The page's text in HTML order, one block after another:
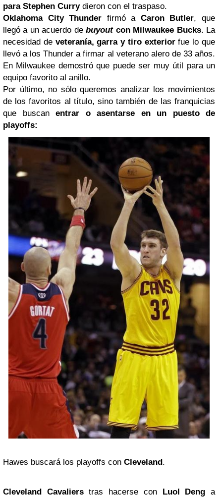
para Stephen Currydieron con el traspaso.
Oklahoma City Thunder firmó a Caron Butler, que
llegó a un acuerdo debuyoutcon Milwaukee Bucks. La
necesidad de veteranía, garra y tiro exteriorfue lo que
llevó a los Thunder a firmar al veterano alero de 33 años.
En Milwaukee demostró que puede ser muy útil para un
equipo favorito al anillo.
Por último, no sólo queremos analizar los movimientos
de los favoritos al título, sino también de las franquicias
que buscan entrar o asentarse en un puesto de
playoffs:
Hawes buscará los playoffs con Cleveland.
Cleveland Cavalierstras hacerse con Luol Deng a